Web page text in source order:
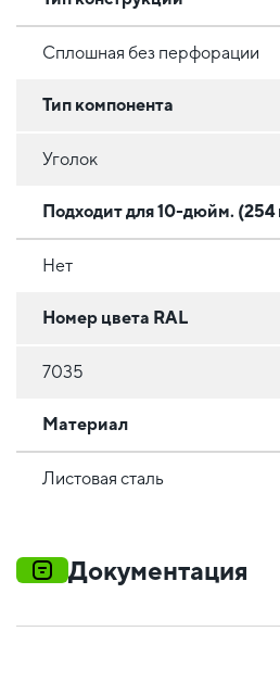
Сплошная без перфорации
Тип компонента
Уголок
Подходит для 10-дюйм.
Нет
Номер цвета RAL
7035
Материал
Листовая сталь
Документация